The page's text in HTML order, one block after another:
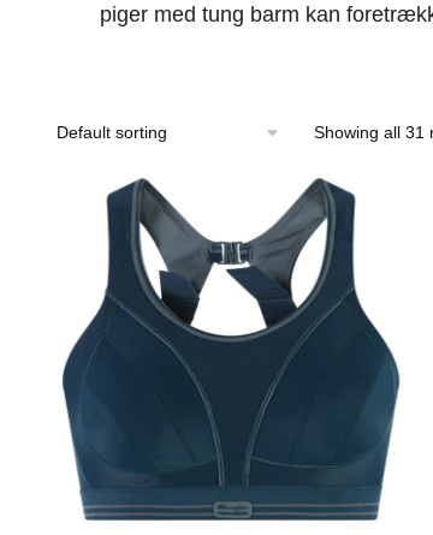
piger med tung barm kan
Showing all 31